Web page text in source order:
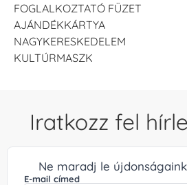
FOGLALKOZTATÓ FÜZET
AJÁNDÉKKÁRTYA
NAGYKERESKEDELEM
KULTÚRMASZK
Iratkozz fel
Ne maradj le
E-mail címed